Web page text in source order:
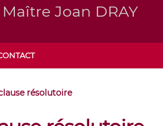
Joan DRAY
résolutoire